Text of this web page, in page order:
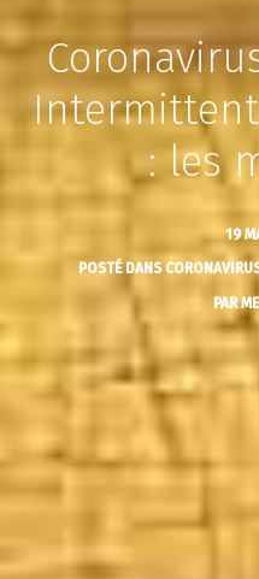
: les
19
POSTÉ DANS
PAR